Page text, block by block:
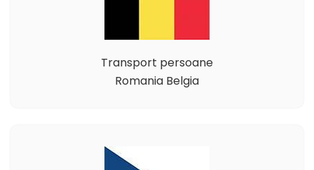
Transport persoane
Romania Belgia